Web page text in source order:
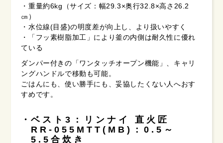
・重量約6kg（サイズ：幅29.3×奥行32.8×高さ26.2
㎝）
・水位線(目盛)の明度差が向上し、より扱いやすく
・「フッ素樹脂加工」により釜の内側は耐久性に優れ
ている
ダンパー付きの「ワンタッチオープン機能」、キャリ
ングハンドルで移動も可能。
ごはんにも、使い勝手にも、妥協したくない人へおす
すめです。
ベスト3：リンナイ 直火匠
RR-055MTT(MB)：0.5～
5.5合炊き